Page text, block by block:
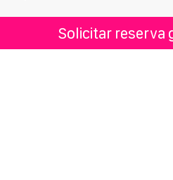
Solicitar reserva